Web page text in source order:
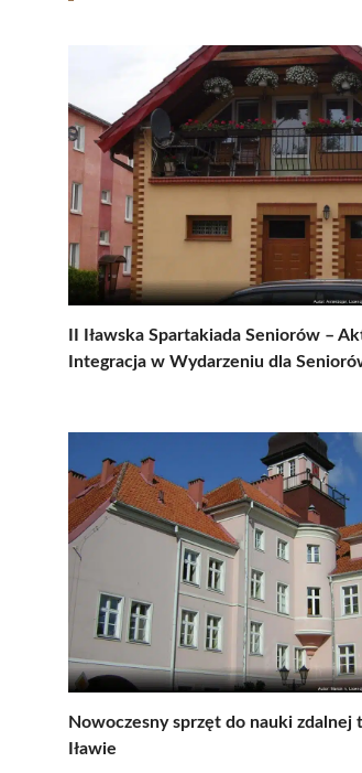
II Iławska Spartakiada Seniorów –
Integracja w Wydarzeniu dla
Nowoczesny sprzęt do nauki zdalnej
Iławie